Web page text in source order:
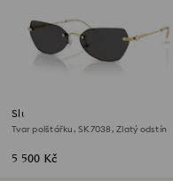
Sluneční brýle
Tvar polštářku, SK7038, Zlatý odstín
5 500 Kč